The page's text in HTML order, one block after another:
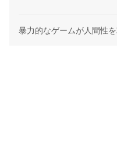
暴力的なゲームが人間性